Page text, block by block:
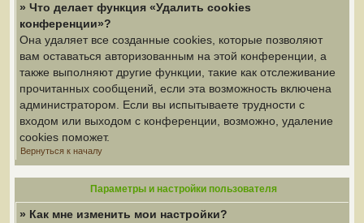
» Что делает функция «Удалить cookies
конференции»?
Она удаляет все созданные cookies, которые позволяют
вам оставаться авторизованным на этой конференции, а
также выполняют другие функции, такие как отслеживание
прочитанных сообщений, если эта возможность включена
администратором. Если вы испытываете трудности с
входом или выходом с конференции, возможно, удаление
cookies поможет.
Вернуться к началу
Параметры и настройки пользователя
» Как мне изменить мои настройки?